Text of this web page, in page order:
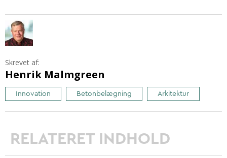
Skrevet af:
Henrik Malmgreen
Innovation Betonbelægning Arkitektur
RELATERET INDHOLD